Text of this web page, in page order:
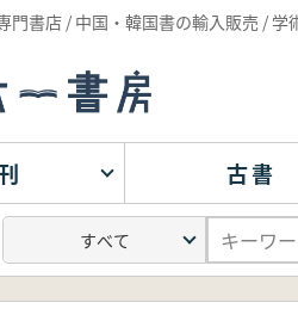
門書店 / 中国・韓国書の輸入販売 / 学
古書